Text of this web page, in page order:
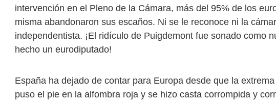
intervención en el Pleno de la Cámara, más del 95% de los
misma abandonaron sus escaños. Ni se le reconoce ni la
independentista. ¡El ridículo de Puigdemont fue sonado como
hecho un eurodiputado!
España ha dejado de contar para Europa desde que la
puso el pie en la alfombra roja y se hizo casta corrompida y